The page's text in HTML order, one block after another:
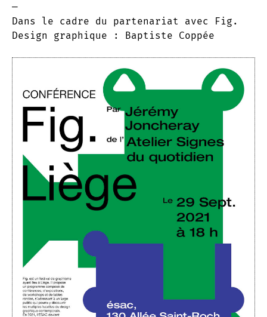
—
Dans le cadre du partenariat avec Fig.
Design graphique : Baptiste Coppée